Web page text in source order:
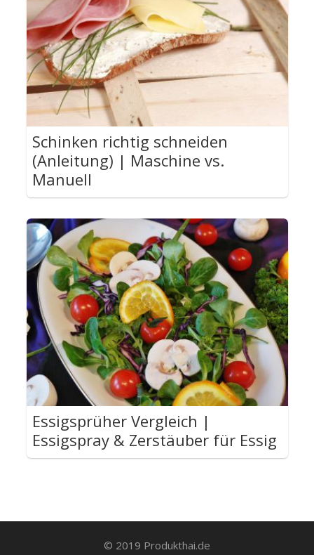
Schinken richtig schneiden
(Anleitung) | Maschine vs.
Manuell
Essigsprüher Vergleich |
Essigspray & Zerstäuber für Essig
© 2019 Produkthai.de